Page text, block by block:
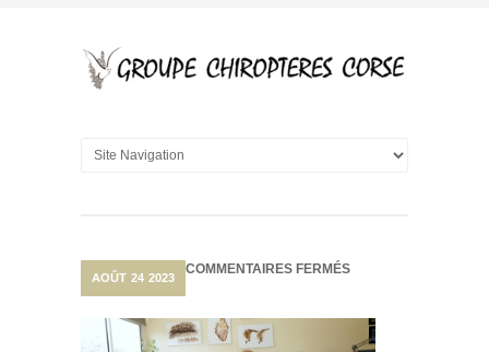
AOÛT 24 2023
COMMENTAIRES FERMÉSSUR
CHAUVES-
SOURIS,